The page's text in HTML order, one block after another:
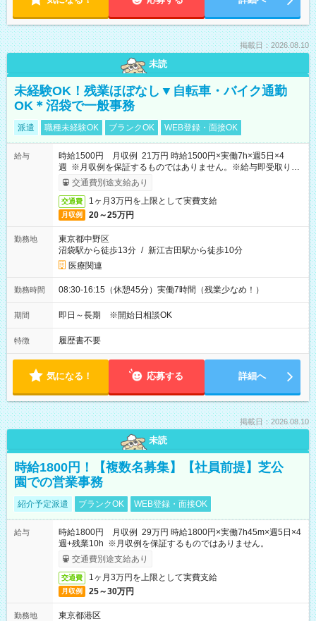
掲載日：2026.08.10
未読
未経験OK！残業ほぼなし▼自転車・バイク通勤
OK＊沼袋で一般事務
派遣 職種未経験OK ブランクOK WEB登録・面接OK
給与
時給1500円 月収例 21万円 時給1500円×実働7h×週5日×4
週 ※月収例を保証するものではありません。※給与即受取りサ
ービス利用可（利用条件有）
交通費別途支給あり
交通費 1ヶ月3万円を上限として実費支給
月収例 20～25万円
勤務地
東京都中野区
沼袋駅から徒歩13分 / 新江古田駅から徒歩10分
医療関連
勤務時間 08:30-16:15（休憩45分）実働7時間（残業少なめ！）
期間 即日～長期 ※開始日相談OK
特徴 履歴書不要
気になる！ 応募する 詳細へ
掲載日：2026.08.10
未読
時給1800円！【複数名募集】【社員前提】芝公
園での営業事務
紹介予定派遣 ブランクOK WEB登録・面接OK
給与
時給1800円 月収例 29万円 時給1800円×実働7h45m×週5日×4
週+残業10h ※月収例を保証するものではありません。
交通費別途支給あり
交通費 1ヶ月3万円を上限として実費支給
月収例 25～30万円
勤務地
東京都港区